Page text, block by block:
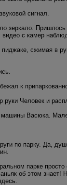
сигнал.
зеркало.
видео с камер
пиджаке, сжимая в
к
руки Человек и
Васюка.
по парку. Да,
парке
об этом